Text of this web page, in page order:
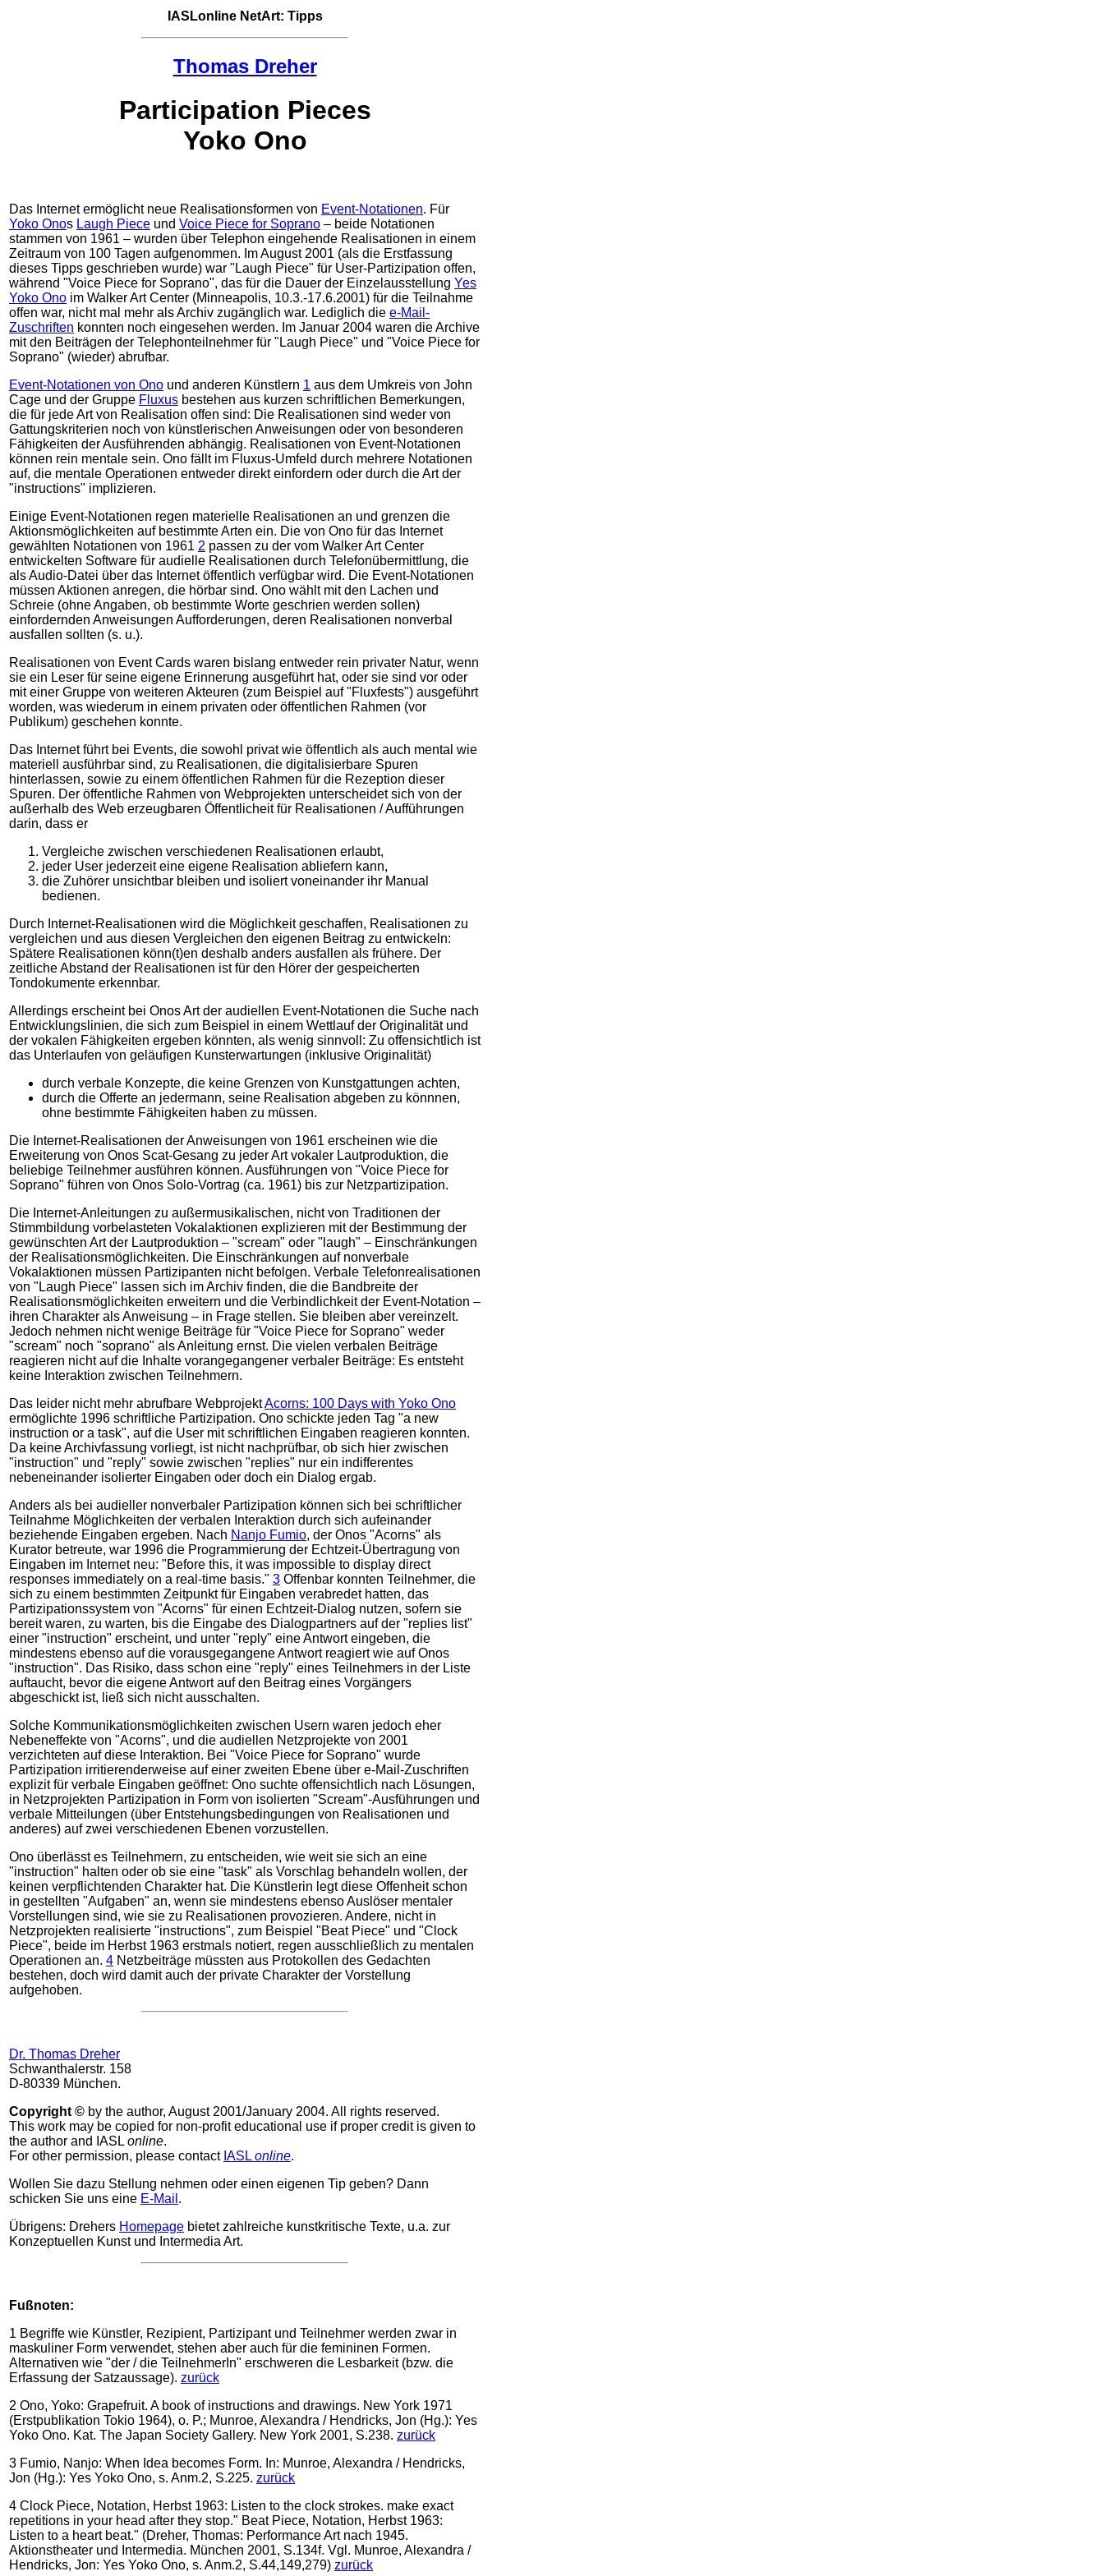
IASLonlineNetArt: Tipps
Thomas Dreher
Participation Pieces
Yoko Ono
Das Internet ermöglicht neue Realisationsformen von Event-Notationen. Für
Yoko Onos Laugh Piece und Voice Piece for Soprano – beide Notationen
stammen von 1961 – wurden über Telephon eingehende Realisationen in einem
Zeitraum von 100 Tagen aufgenommen. Im August 2001 (als die Erstfassung
dieses Tipps geschrieben wurde) war "Laugh Piece" für User-Partizipation offen,
während "Voice Piece for Soprano", das für die Dauer der Einzelausstellung Yes
Yoko Ono im Walker Art Center (Minneapolis, 10.3.-17.6.2001) für die Teilnahme
offen war, nicht mal mehr als Archiv zugänglich war. Lediglich die e-Mail-
Zuschriften konnten noch eingesehen werden. Im Januar 2004 waren die Archive
mit den Beiträgen der Telephonteilnehmer für "Laugh Piece" und "Voice Piece for
Soprano" (wieder) abrufbar.
Event-Notationen von Ono und anderen Künstlern 1 aus dem Umkreis von John
Cage und der Gruppe Fluxus bestehen aus kurzen schriftlichen Bemerkungen,
die für jede Art von Realisation offen sind: Die Realisationen sind weder von
Gattungskriterien noch von künstlerischen Anweisungen oder von besonderen
Fähigkeiten der Ausführenden abhängig. Realisationen von Event-Notationen
können rein mentale sein. Ono fällt im Fluxus-Umfeld durch mehrere Notationen
auf, die mentale Operationen entweder direkt einfordern oder durch die Art der
"instructions" implizieren.
Einige Event-Notationen regen materielle Realisationen an und grenzen die
Aktionsmöglichkeiten auf bestimmte Arten ein. Die von Ono für das Internet
gewählten Notationen von 1961 2 passen zu der vom Walker Art Center
entwickelten Software für audielle Realisationen durch Telefonübermittlung, die
als Audio-Datei über das Internet öffentlich verfügbar wird. Die Event-Notationen
müssen Aktionen anregen, die hörbar sind. Ono wählt mit den Lachen und
Schreie (ohne Angaben, ob bestimmte Worte geschrien werden sollen)
einfordernden Anweisungen Aufforderungen, deren Realisationen nonverbal
ausfallen sollten (s. u.).
Realisationen von Event Cards waren bislang entweder rein privater Natur, wenn
sie ein Leser für seine eigene Erinnerung ausgeführt hat, oder sie sind vor oder
mit einer Gruppe von weiteren Akteuren (zum Beispiel auf "Fluxfests") ausgeführt
worden, was wiederum in einem privaten oder öffentlichen Rahmen (vor
Publikum) geschehen konnte.
Das Internet führt bei Events, die sowohl privat wie öffentlich als auch mental wie
materiell ausführbar sind, zu Realisationen, die digitalisierbare Spuren
hinterlassen, sowie zu einem öffentlichen Rahmen für die Rezeption dieser
Spuren. Der öffentliche Rahmen von Webprojekten unterscheidet sich von der
außerhalb des Web erzeugbaren Öffentlicheit für Realisationen / Aufführungen
darin, dass er
Vergleiche zwischen verschiedenen Realisationen erlaubt,
jeder User jederzeit eine eigene Realisation abliefern kann,
die Zuhörer unsichtbar bleiben und isoliert voneinander ihr Manual
bedienen.
Durch Internet-Realisationen wird die Möglichkeit geschaffen, Realisationen zu
vergleichen und aus diesen Vergleichen den eigenen Beitrag zu entwickeln:
Spätere Realisationen könn(t)en deshalb anders ausfallen als frühere. Der
zeitliche Abstand der Realisationen ist für den Hörer der gespeicherten
Tondokumente erkennbar.
Allerdings erscheint bei Onos Art der audiellen Event-Notationen die Suche nach
Entwicklungslinien, die sich zum Beispiel in einem Wettlauf der Originalität und
der vokalen Fähigkeiten ergeben könnten, als wenig sinnvoll: Zu offensichtlich ist
das Unterlaufen von geläufigen Kunsterwartungen (inklusive Originalität)
durch verbale Konzepte, die keine Grenzen von Kunstgattungen achten,
durch die Offerte an jedermann, seine Realisation abgeben zu könnnen,
ohne bestimmte Fähigkeiten haben zu müssen.
Die Internet-Realisationen der Anweisungen von 1961 erscheinen wie die
Erweiterung von Onos Scat-Gesang zu jeder Art vokaler Lautproduktion, die
beliebige Teilnehmer ausführen können. Ausführungen von "Voice Piece for
Soprano" führen von Onos Solo-Vortrag (ca. 1961) bis zur Netzpartizipation.
Die Internet-Anleitungen zu außermusikalischen, nicht von Traditionen der
Stimmbildung vorbelasteten Vokalaktionen explizieren mit der Bestimmung der
gewünschten Art der Lautproduktion – "scream" oder "laugh" – Einschränkungen
der Realisationsmöglichkeiten. Die Einschränkungen auf nonverbale
Vokalaktionen müssen Partizipanten nicht befolgen. Verbale Telefonrealisationen
von "Laugh Piece" lassen sich im Archiv finden, die die Bandbreite der
Realisationsmöglichkeiten erweitern und die Verbindlichkeit der Event-Notation –
ihren Charakter als Anweisung – in Frage stellen. Sie bleiben aber vereinzelt.
Jedoch nehmen nicht wenige Beiträge für "Voice Piece for Soprano" weder
"scream" noch "soprano" als Anleitung ernst. Die vielen verbalen Beiträge
reagieren nicht auf die Inhalte vorangegangener verbaler Beiträge: Es entsteht
keine Interaktion zwischen Teilnehmern.
Das leider nicht mehr abrufbare WebprojektAcorns: 100 Days with Yoko Ono
ermöglichte 1996 schriftliche Partizipation. Ono schickte jeden Tag "a new
instruction or a task", auf die User mit schriftlichen Eingaben reagieren konnten.
Da keine Archivfassung vorliegt, ist nicht nachprüfbar, ob sich hier zwischen
"instruction" und "reply" sowie zwischen "replies" nur ein indifferentes
nebeneinander isolierter Eingaben oder doch ein Dialog ergab.
Anders als bei audieller nonverbaler Partizipation können sich bei schriftlicher
Teilnahme Möglichkeiten der verbalen Interaktion durch sich aufeinander
beziehende Eingaben ergeben. Nach Nanjo Fumio, der Onos "Acorns" als
Kurator betreute, war 1996 die Programmierung der Echtzeit-Übertragung von
Eingaben im Internet neu: "Before this, it was impossible to display direct
responses immediately on a real-time basis." 3 Offenbar konnten Teilnehmer, die
sich zu einem bestimmten Zeitpunkt für Eingaben verabredet hatten, das
Partizipationssystem von "Acorns" für einen Echtzeit-Dialog nutzen, sofern sie
bereit waren, zu warten, bis die Eingabe des Dialogpartners auf der "replies list"
einer "instruction" erscheint, und unter "reply" eine Antwort eingeben, die
mindestens ebenso auf die vorausgegangene Antwort reagiert wie auf Onos
"instruction". Das Risiko, dass schon eine "reply" eines Teilnehmers in der Liste
auftaucht, bevor die eigene Antwort auf den Beitrag eines Vorgängers
abgeschickt ist, ließ sich nicht ausschalten.
Solche Kommunikationsmöglichkeiten zwischen Usern waren jedoch eher
Nebeneffekte von "Acorns", und die audiellen Netzprojekte von 2001
verzichteten auf diese Interaktion. Bei "Voice Piece for Soprano" wurde
Partizipation irritierenderweise auf einer zweiten Ebene über e-Mail-Zuschriften
explizit für verbale Eingaben geöffnet: Ono suchte offensichtlich nach Lösungen,
in Netzprojekten Partizipation in Form von isolierten "Scream"-Ausführungen und
verbale Mitteilungen (über Entstehungsbedingungen von Realisationen und
anderes) auf zwei verschiedenen Ebenen vorzustellen.
Ono überlässt es Teilnehmern, zu entscheiden, wie weit sie sich an eine
"instruction" halten oder ob sie eine "task" als Vorschlag behandeln wollen, der
keinen verpflichtenden Charakter hat. Die Künstlerin legt diese Offenheit schon
in gestellten "Aufgaben" an, wenn sie mindestens ebenso Auslöser mentaler
Vorstellungen sind, wie sie zu Realisationen provozieren. Andere, nicht in
Netzprojekten realisierte "instructions", zum Beispiel "Beat Piece" und "Clock
Piece", beide im Herbst 1963 erstmals notiert, regen ausschließlich zu mentalen
Operationen an. 4 Netzbeiträge müssten aus Protokollen des Gedachten
bestehen, doch wird damit auch der private Charakter der Vorstellung
aufgehoben.
Dr. Thomas Dreher
Schwanthalerstr. 158
D-80339 München.
Copyright © by the author, August 2001/January 2004. All rights reserved.
This work may be copied for non-profit educational use if proper credit is given to
the author and IASL online.
For other permission, please contact IASL online.
Wollen Sie dazu Stellung nehmen oder einen eigenen Tip geben? Dann
schicken Sie uns eine E-Mail .
Übrigens: Drehers Homepage bietet zahlreiche kunstkritische Texte, u.a. zur
Konzeptuellen Kunst und Intermedia Art.
Fußnoten:
1 Begriffe wie Künstler, Rezipient, Partizipant und Teilnehmer werden zwar in
maskuliner Form verwendet, stehen aber auch für die femininen Formen.
Alternativen wie "der / die TeilnehmerIn" erschweren die Lesbarkeit (bzw. die
Erfassung der Satzaussage). zurück
2 Ono, Yoko: Grapefruit. A book of instructions and drawings. New York 1971
(Erstpublikation Tokio 1964), o. P.; Munroe, Alexandra / Hendricks, Jon (Hg.): Yes
Yoko Ono. Kat. The Japan Society Gallery. New York 2001, S.238. zurück
3 Fumio, Nanjo: When Idea becomes Form. In: Munroe, Alexandra / Hendricks,
Jon (Hg.): Yes Yoko Ono, s. Anm.2, S.225. zurück
4 Clock Piece, Notation, Herbst 1963: Listen to the clock strokes. make exact
repetitions in your head after they stop." Beat Piece, Notation, Herbst 1963:
Listen to a heart beat." (Dreher, Thomas: Performance Art nach 1945.
Aktionstheater und Intermedia. München 2001, S.134f. Vgl. Munroe, Alexandra /
Hendricks, Jon: Yes Yoko Ono, s. Anm.2, S.44,149,279) zurück